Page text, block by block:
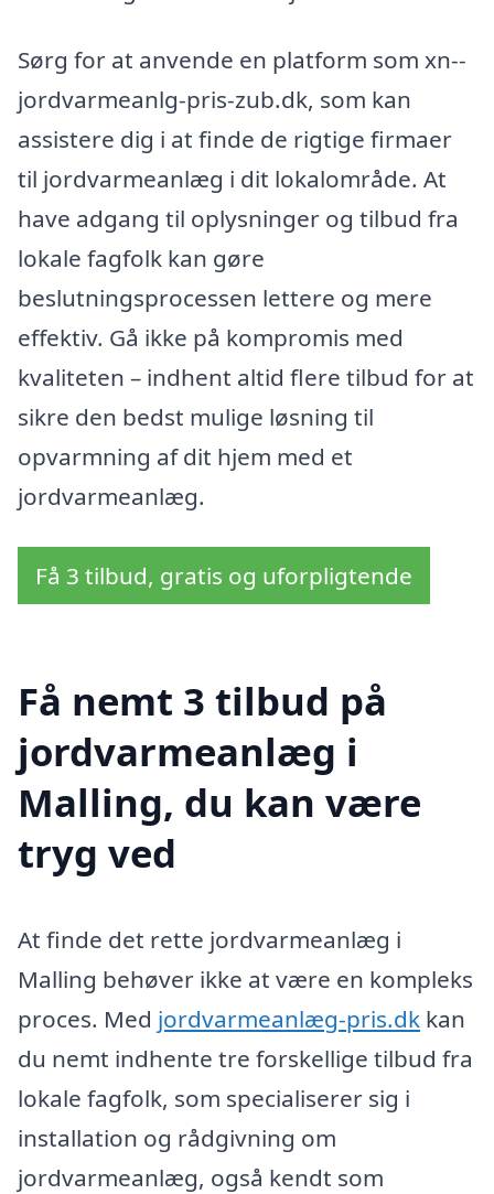
Sørg for at anvende en platform som xn--
jordvarmeanlg-pris-zub.dk, som kan
assistere dig i at finde de rigtige firmaer
til jordvarmeanlæg i dit lokalområde. At
have adgang til oplysninger og tilbud fra
lokale fagfolk kan gøre
beslutningsprocessen lettere og mere
effektiv. Gå ikke på kompromis med
kvaliteten – indhent altid flere tilbud for at
sikre den bedst mulige løsning til
opvarmning af dit hjem med et
jordvarmeanlæg.
Få 3 tilbud, gratis og uforpligtende
Få nemt 3 tilbud på
jordvarmeanlæg i
Malling, du kan være
tryg ved
At finde det rette jordvarmeanlæg i
Malling behøver ikke at være en kompleks
proces. Med jordvarmeanlæg-pris.dk kan
du nemt indhente tre forskellige tilbud fra
lokale fagfolk, som specialiserer sig i
installation og rådgivning om
jordvarmeanlæg, også kendt som